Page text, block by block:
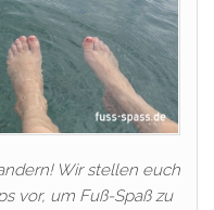
Wir stellen euch
vor, um Fuß-Spaß zu